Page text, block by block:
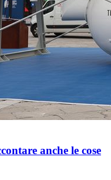
anche le cose